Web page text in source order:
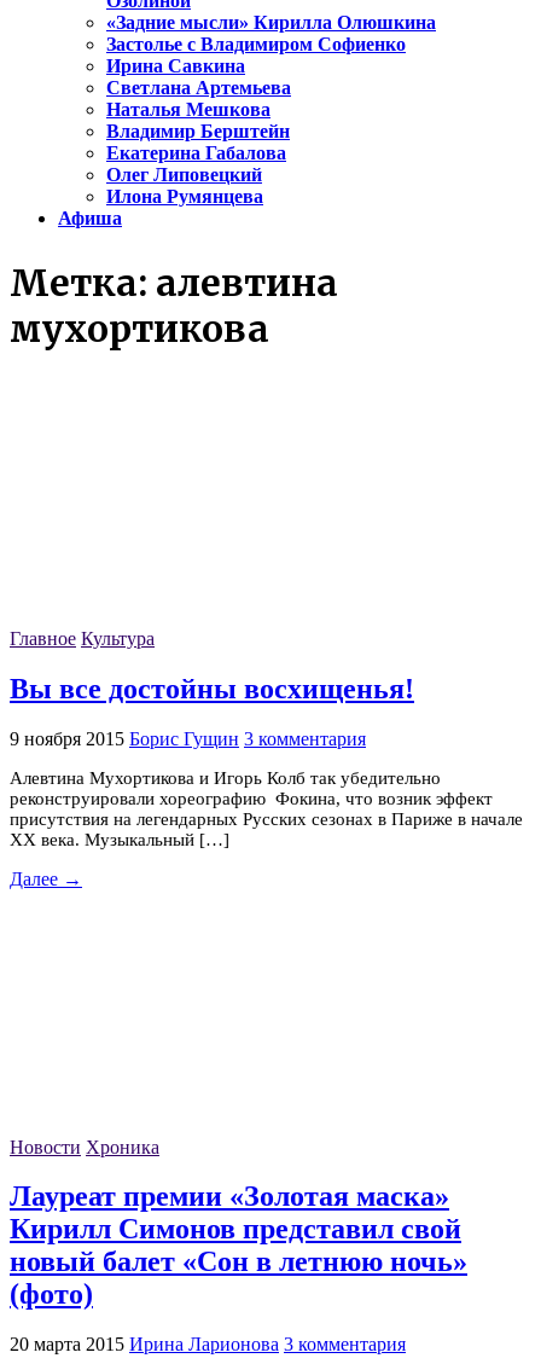
«Задние мысли» Кирилла Олюшкина
Застолье с Владимиром Софиенко
Ирина Савкина
Светлана Артемьева
Наталья Мешкова
Владимир Берштейн
Екатерина Габалова
Олег Липовецкий
Илона Румянцева
Афиша
Метка: алевтина
мухортикова
Главное Культура
Вы все достойны восхищенья!
9 ноября 2015 Борис Гущин 3 комментария
Алевтина Мухортикова и Игорь Колб так убедительно
реконструировали хореографию Фокина, что возник эффект
присутствия на легендарных Русских сезонах в Париже в начале
XX века. Музыкальный […]
Далее →
Новости Хроника
Лауреат премии «Золотая маска»
Кирилл Симонов представил свой
новый балет «Сон в летнюю ночь»
(фото)
20 марта 2015 Ирина Ларионова 3 комментария